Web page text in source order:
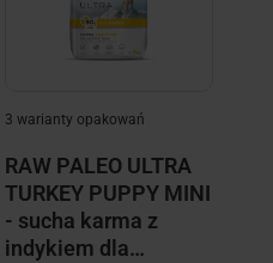
3 warianty opakowań
RAW PALEO ULTRA
TURKEY PUPPY MINI
- sucha karma z
indykiem dla